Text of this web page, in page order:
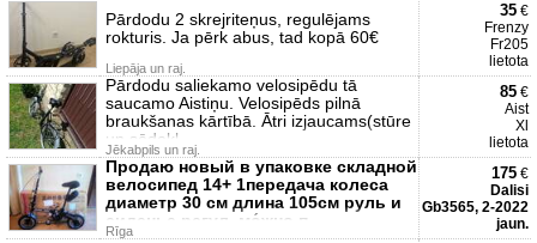
Pārdodu 2 skrejriteņus, regulējams
rokturis. Ja pērk abus, tad kopā 60€
Liepāja un raj.
35 €
Frenzy
Fr205
lietota
Pārdodu saliekamo velosipēdu tā
saucamo Aistiņu. Velosipēds pilnā
braukšanas kārtībā. Ātri izjaucams(stūre
un sēdekl
Jēkabpils un raj.
85 €
Aist
Xl
lietota
Продаю новый в упаковке складной
велосипед 14+ 1передача колеса
диаметр 30 см длина 105см руль и
сиденье регул. мо́жно п
Rīga
175 €
Dalisi
Gb3565, 2-2022
jaun.